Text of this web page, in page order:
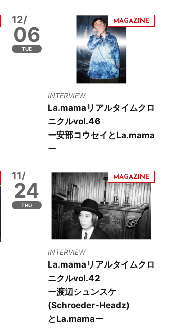
12/
06
TUE
INTERVIEW
La.mamaリアルタイムクロ
ニクルvol.46
ー安部コウセイとLa.mama
ー
11/
24
THU
INTERVIEW
La.mamaリアルタイムクロ
ニクルvol.42
ー​​渡辺シュンスケ
(Schroeder-Headz)
とLa.mamaー